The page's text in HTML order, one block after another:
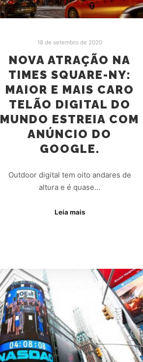
18 de setembro de 2020
NOVA ATRAÇÃO NA
TIMES SQUARE-NY:
MAIOR E MAIS CARO
TELÃO DIGITAL DO
MUNDO ESTREIA COM
ANÚNCIO DO
GOOGLE.
Outdoor digital tem oito andares de
altura e é quase…
Leia mais